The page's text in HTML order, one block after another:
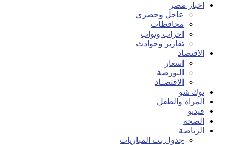
اخبار مصر
عاجل وحصري
محافظات
احزاب ونواب
تقارير وحوادث
الاقتصاد
اسعار
البورصة
الاقتصـاد
توك شو
المراة والطفل
فيديو
الصحة
الرياضة
جدول بث المباريات